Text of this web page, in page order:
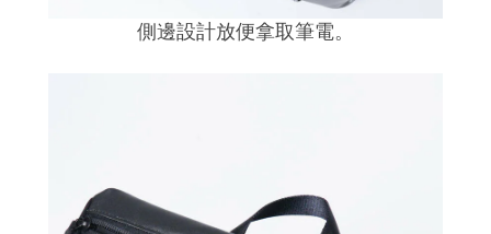
側邊設計放便拿取筆電。